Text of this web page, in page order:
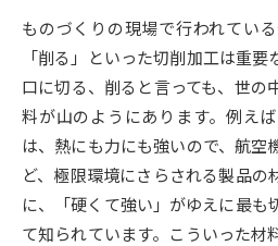
高等学校（情報）教員資格認定
試験
大学研究
大学で学べる内容や特徴を調べ
ものづくりの現場で行われてい
「削る」といった切削加工は重
口に切る、削ると言っても、世の
料が山のようにあります。例え
は、熱にも力にも強いので、航空
ど、極限環境にさらされる製品の
に、「硬くて強い」がゆえに最も
て知られています。こういった材